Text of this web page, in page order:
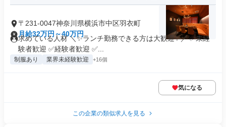
〒231-0047神奈川県横浜市中区羽衣町
月給32万円～40万円
求めている人材 ＼✨ランチ勤務できる方は大歓迎✨／ ✅未経
験者歓迎 ✅経験者歓迎 ✅...
制服あり 業界未経験歓迎 +16個
気になる
この企業の類似求人を見る